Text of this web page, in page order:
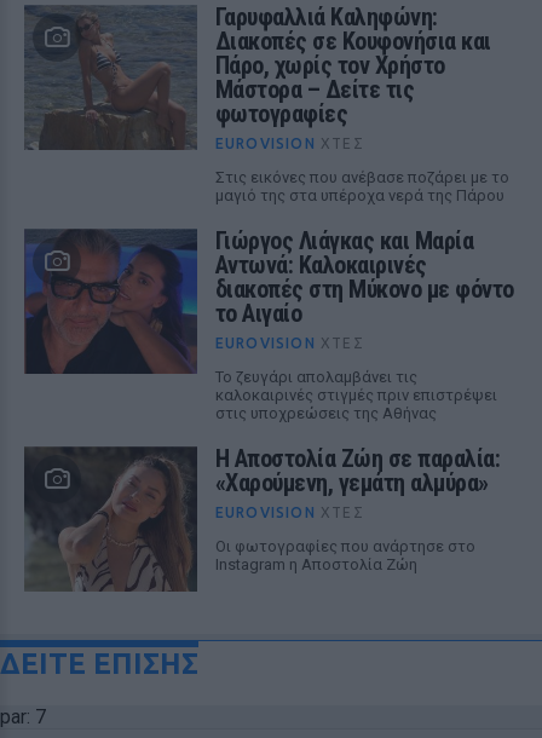
Γαρυφαλλιά Καληφώνη:
Διακοπές σε Κουφονήσια και
Πάρο, χωρίς τον Χρήστο
Μάστορα – Δείτε τις
φωτογραφίες
EUROVISION ΧΤΕΣ
Στις εικόνες που ανέβασε ποζάρει με το
μαγιό της στα υπέροχα νερά της Πάρου
Γιώργος Λιάγκας και Μαρία
Αντωνά: Καλοκαιρινές
διακοπές στη Μύκονο με φόντο
το Αιγαίο
EUROVISION ΧΤΕΣ
Το ζευγάρι απολαμβάνει τις
καλοκαιρινές στιγμές πριν επιστρέψει
στις υποχρεώσεις της Αθήνας
Η Αποστολία Ζώη σε παραλία:
«Χαρούμενη, γεμάτη αλμύρα»
EUROVISION ΧΤΕΣ
Οι φωτογραφίες που ανάρτησε στο
Instagram η Αποστολία Ζώη
ΔΕΙΤΕ ΕΠΙΣΗΣ
par: 7